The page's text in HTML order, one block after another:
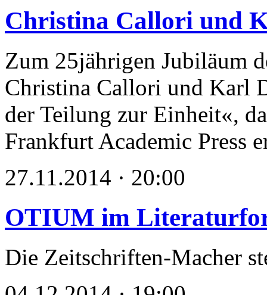
Christina Callori und
Zum 25jährigen Jubiläum
Christina Callori und Karl
der Teilung zur Einheit«,
Frankfurt Academic Press
27.11.2014 · 20:00
OTIUM im
Die Zeitschriften-Macher